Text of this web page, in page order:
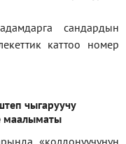
сандардын
каттоо номер
чыгаруучу
маалыматы
«колдонуучунун